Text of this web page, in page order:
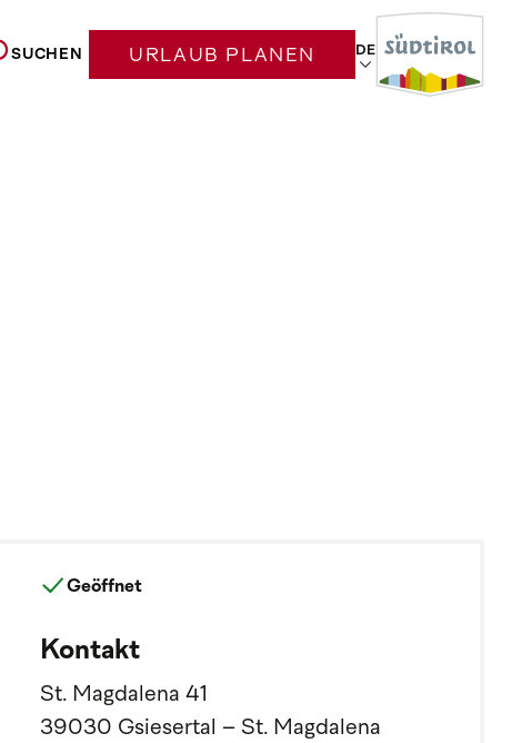
SUCHEN URLAUB PLANEN DE
Geöffnet
Kontakt
St. Magdalena 41
39030 Gsiesertal – St. Magdalena